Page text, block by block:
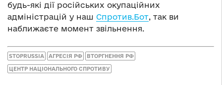
будь-які дії російських окупаційних
адміністрацій у наш Спротив.Бот, так ви
наближаєте момент звільнення.
STOPRUSSIA АГРЕСІЯ РФ ВТОРГНЕННЯ РФ
ЦЕНТР НАЦІОНАЛЬНОГО СПРОТИВУ